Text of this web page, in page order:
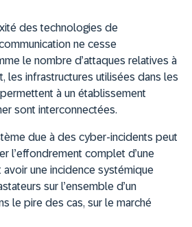
des technologies de
ne cesse
le nombre d’attaques relatives à
les infrastructures utilisées dans les
à un établissement
sont interconnectées.
due à des cyber-incidents peut
l’effondrement complet d’une
une incidence systémique
sur l’ensemble d’un
le pire des cas, sur le marché